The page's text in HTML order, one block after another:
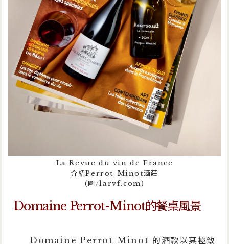
La Revue du vin de France
介紹Perrot-Minot酒莊
(圖/larvf.com)
Domaine Perrot-Minot的餐桌風景
Domaine Perrot-Minot 的酒款以其極致